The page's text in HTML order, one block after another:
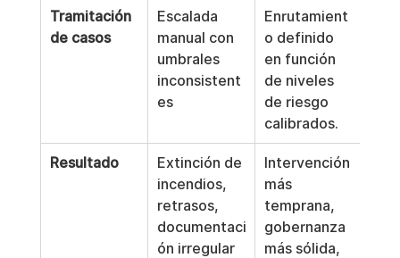
Tramitación
de casos
Escalada
manual con
umbrales
inconsistent
es
Enrutamient
o definido
en función
de niveles
de riesgo
calibrados.
Resultado
Extinción de
incendios,
retrasos,
documentaci
ón irregular
Intervención
más
temprana,
gobernanza
más sólida,